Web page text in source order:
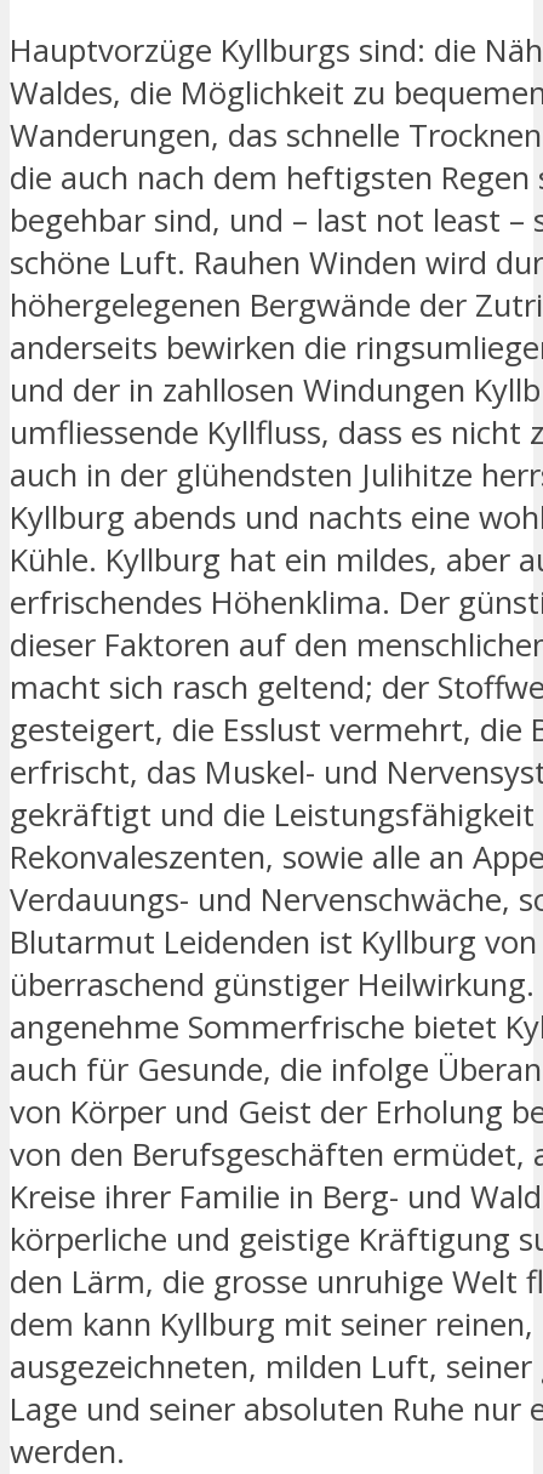
Hauptvorzüge Kyllburgs sind: die
Waldes, die Möglichkeit zu
Wanderungen, das schnelle
die auch nach dem heftigsten
begehbar sind, und – last not least –
schöne Luft. Rauhen Winden wird
höhergelegenen Bergwände der
anderseits bewirken die
und der in zahllosen Windungen
umfliessende Kyllfluss, dass es nicht
auch in der glühendsten Julihitze
Kyllburg abends und nachts eine
Kühle. Kyllburg hat ein mildes, aber
erfrischendes Höhenklima. Der
dieser Faktoren auf den
macht sich rasch geltend; der
gesteigert, die Esslust vermehrt, die
erfrischt, das Muskel- und
gekräftigt und die
Rekonvaleszenten, sowie alle an
Verdauungs- und Nervenschwäche,
Blutarmut Leidenden ist Kyllburg von
überraschend günstiger Heilwirkung.
angenehme Sommerfrische bietet
auch für Gesunde, die infolge
von Körper und Geist der Erholung
von den Berufsgeschäften ermüdet,
Kreise ihrer Familie in Berg- und
körperliche und geistige Kräftigung
den Lärm, die grosse unruhige Welt
dem kann Kyllburg mit seiner reinen,
ausgezeichneten, milden Luft,
Lage und seiner absoluten Ruhe nur
werden.